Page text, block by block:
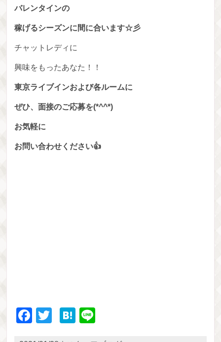
バレンタインの
稼げるシーズンに間に合います☆彡
チャットレディに
興味をもったあなた！！
東京ライブインおよび各ルームに
ぜひ、面接のご応募を(*^^*)
お気軽に
お問い合わせください👍
Facebook
TwitterHatena